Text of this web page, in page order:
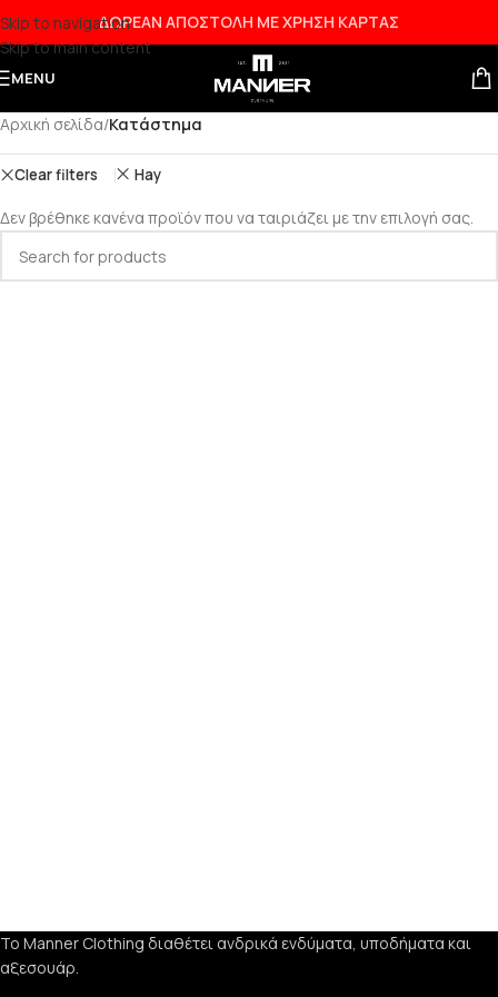
Skip to navigation
Skip to main content
ΔΩΡΕΑΝ ΑΠΟΣΤΟΛΗ ΜΕ ΧΡΗΣΗ ΚΑΡΤΑΣ
MENU
Αρχική σελίδα/Κατάστημα
Clear filters Hay
Δεν βρέθηκε κανένα προϊόν που να ταιριάζει με την επιλογή σας.
Το Manner Clothing διαθέτει ανδρικά ενδύματα, υποδήματα και
αξεσουάρ.